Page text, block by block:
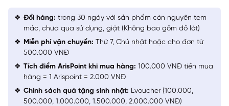
Đổi hàng: trong 30 ngày với sản phẩm còn nguyên tem
mác, chưa qua sử dụng, giặt (Không bao gồm đồ lót)
Miễn phí vận chuyển: Thứ 7, Chủ nhật hoặc cho đơn từ
500.000 VNĐ
Tích điểm ArisPoint khi mua hàng: 100.000 VNĐ tiền mua
hàng = 1 Arispoint = 2.000 VNĐ
Chính sách quà tặng sinh nhật: Evoucher (100.000,
500.000, 1.000.000, 1.500.000, 2.000.000 VNĐ)